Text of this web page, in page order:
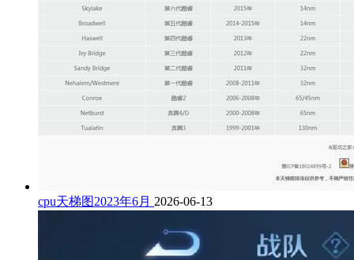
cpu天梯图2023年6月 2026-06-13